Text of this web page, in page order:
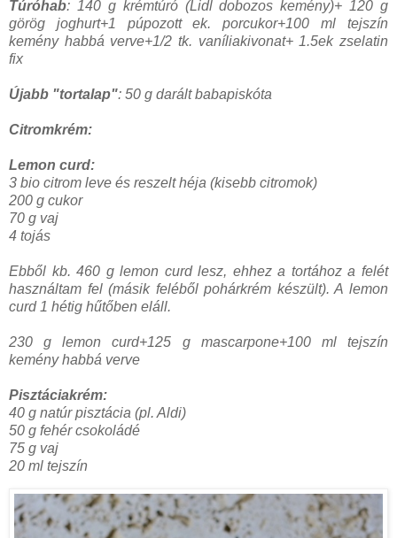
Túróhab: 140 g krémtúró (Lidl dobozos kemény)+ 120 g
görög joghurt+1 púpozott ek. porcukor+100 ml tejszín
kemény habbá verve+1/2 tk. vaníliakivonat+ 1.5ek zselatin
fix
Újabb "tortalap": 50 g darált babapiskóta
Citromkrém:
Lemon curd:
3 bio citrom leve és reszelt héja (kisebb citromok)
200 g cukor
70 g vaj
4 tojás
Ebből kb. 460 g lemon curd lesz, ehhez a tortához a felét
használtam fel (másik feléből pohárkrém készült). A lemon
curd 1 hétig hűtőben eláll.
230 g lemon curd+125 g mascarpone+100 ml tejszín
kemény habbá verve
Pisztáciakrém:
40 g natúr pisztácia (pl. Aldi)
50 g fehér csokoládé
75 g vaj
20 ml tejszín